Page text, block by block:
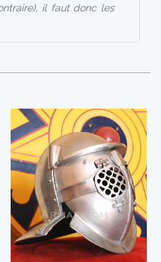
il faut donc les